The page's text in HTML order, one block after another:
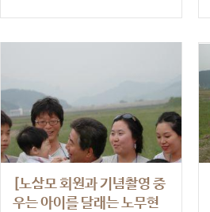
[노삼모 회원과 기념촬영 중
우는 아이를 달래는 노무현